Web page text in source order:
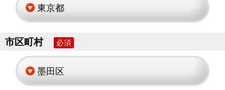
市区町村 必須